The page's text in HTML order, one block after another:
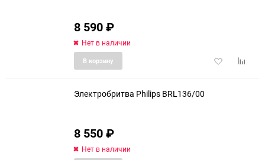
8 590₽
Нет в наличии
Добавить
В корзину
Электробритва Philips BRL136/00
8 550₽
Нет в наличии